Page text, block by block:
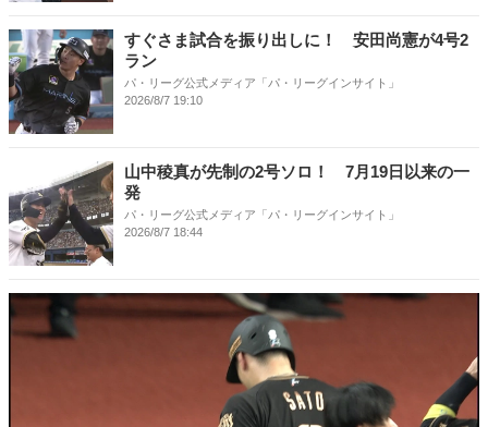
すぐさま試合を振り出しに！ 安田尚憲が4号2
ラン
パ・リーグ公式メディア「パ・リーグインサイト」
2026/8/7 19:10
山中稜真が先制の2号ソロ！ 7月19日以来の一
発
パ・リーグ公式メディア「パ・リーグインサイト」
2026/8/7 18:44